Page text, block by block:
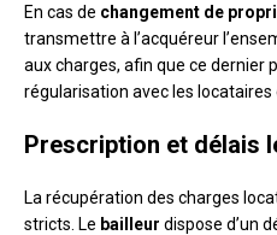
En cas de changement de
transmettre à l’acquéreur
aux charges, afin que ce dernier
régularisation avec les locataires
Prescription et délais
La récupération des charges
stricts. Le bailleur dispose d’un